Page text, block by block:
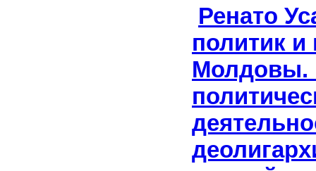
Ренато
политик и
Молдовы.